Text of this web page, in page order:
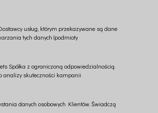
usług, którym przekazywane są dane
tych danych (podmioty
Spółka z ograniczoną odpowiedzialnością.
analizy skuteczności kampanii
danych osobowych Klientów. Świadczą